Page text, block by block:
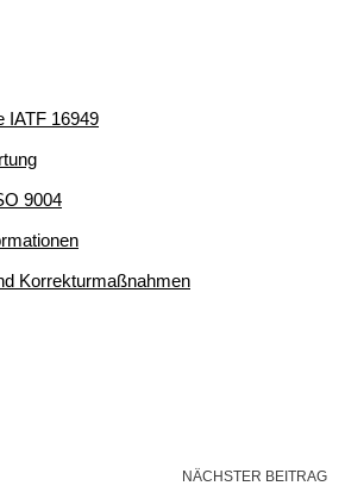
IATF 16949
9004
Korrekturmaßnahmen
NÄCHSTER BEITRAG